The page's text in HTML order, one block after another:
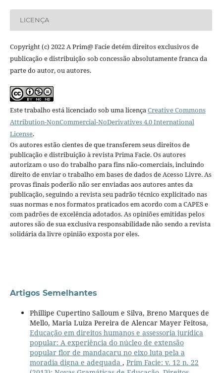
LICENÇA
Copyright (c) 2022 A Prim@ Facie detém direitos exclusivos de
publicação e distribuição sob concessão absolutamente franca da
parte do autor, ou autores.
Este trabalho está licenciado sob uma licençaCreative Commons
Attribution-NonCommercial-NoDerivatives 4.0 International
License.
Os autores estão cientes de que transferem seus direitos de
publicação e distribuição à revista Prima Facie. Os autores
autorizam o uso do trabalho para fins não-comerciais, incluindo
direito de enviar o trabalho em bases de dados de Acesso Livre. As
provas finais poderão não ser enviadas aos autores antes da
publicação, seguindo a revista seu padrão técnico explicitado nas
suas normas e nos formatos praticados em acordo com a CAPES e
com padrões de excelência adotados. As opiniões emitidas pelos
autores são de sua exclusiva responsabilidade não sendo a revista
solidária da livre opinião exposta por eles.
Artigos Semelhantes
Phillipe Cupertino Salloum e Silva, Breno Marques de
Mello, Maria Luiza Pereira de Alencar Mayer Feitosa,
Educação em direitos humanos e assessoria jurídica
popular: A experiência do núcleo de extensão
popular flor de mandacaru no eixo luta pela a
moradia digna e adequada , Prim Facie: v. 12 n. 22